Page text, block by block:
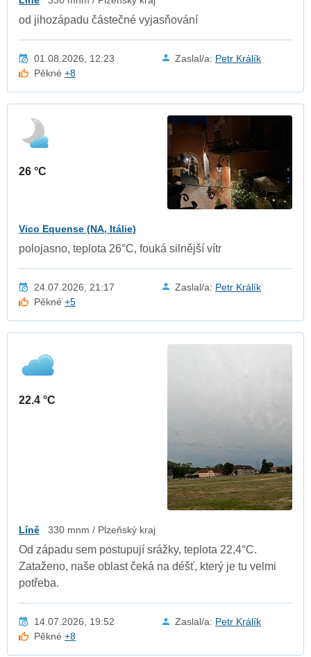
od jihozápadu částečné vyjasňování
01.08.2026, 12:23 Zaslal/a: Petr Králík
Pěkné+8
26 °C
Vico Equense (NA, Itálie)
polojasno, teplota 26°C, fouká silnější vítr
24.07.2026, 21:17 Zaslal/a: Petr Králík
Pěkné+5
22.4 °C
Líně 330 mnm / Plzeňský kraj
Od západu sem postupují srážky, teplota 22,4°C.
Zataženo, naše oblast čeká na déšť, který je tu velmi
potřeba.
14.07.2026, 19:52 Zaslal/a: Petr Králík
Pěkné+8